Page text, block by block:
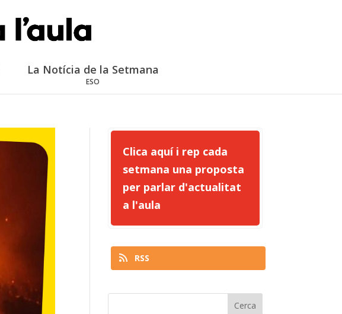
La Notícia de la Setmana
ESO
Clica aquí i rep cada
setmana una proposta
per parlar d'actualitat
a l'aula
RSS